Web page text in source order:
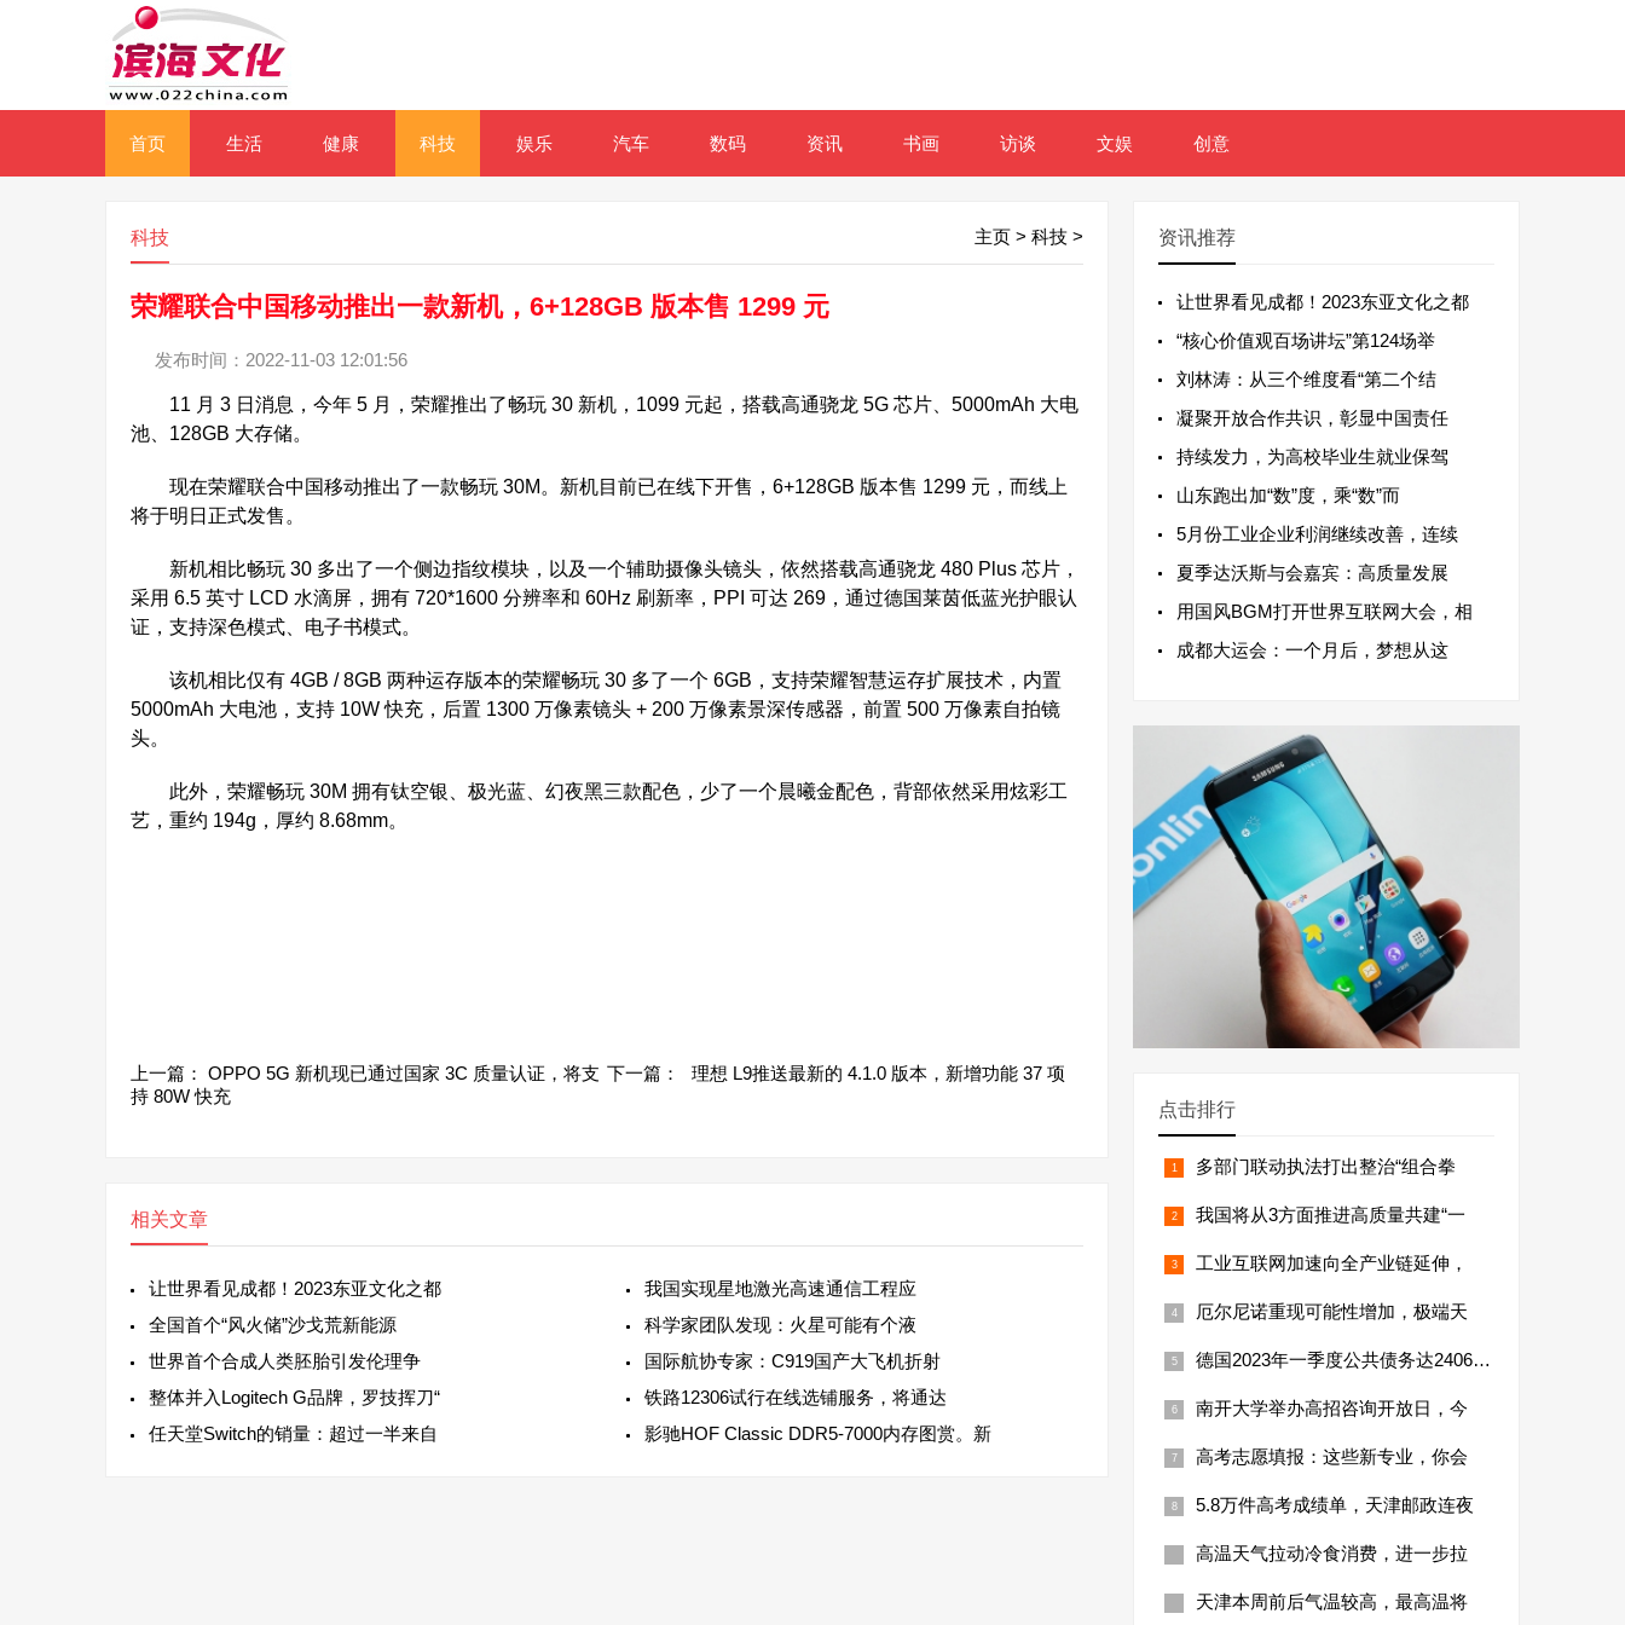
首页 生活 健康 科技 娱乐 汽车 数码 资讯 书画 访谈 文娱 创意
主页 > 科技 >
科技
荣耀联合中国移动推出一款新机，6+128GB 版本售 1299 元
发布时间：2022-11-03 12:01:56
11 月 3 日消息，今年 5 月，荣耀推出了畅玩 30 新机，1099 元起，搭载高通骁龙 5G 芯片、5000mAh 大电
池、128GB 大存储。
现在荣耀联合中国移动推出了一款畅玩 30M。新机目前已在线下开售，6+128GB 版本售 1299 元，而线上
将于明日正式发售。
新机相比畅玩 30 多出了一个侧边指纹模块，以及一个辅助摄像头镜头，依然搭载高通骁龙 480 Plus 芯片，
采用 6.5 英寸 LCD 水滴屏，拥有 720*1600 分辨率和 60Hz 刷新率，PPI 可达 269，通过德国莱茵低蓝光护眼认
证，支持深色模式、电子书模式。
该机相比仅有 4GB / 8GB 两种运存版本的荣耀畅玩 30 多了一个 6GB，支持荣耀智慧运存扩展技术，内置
5000mAh 大电池，支持 10W 快充，后置 1300 万像素镜头 + 200 万像素景深传感器，前置 500 万像素自拍镜
头。
此外，荣耀畅玩 30M 拥有钛空银、极光蓝、幻夜黑三款配色，少了一个晨曦金配色，背部依然采用炫彩工
艺，重约 194g，厚约 8.68mm。
上一篇： OPPO 5G 新机现已通过国家 3C 质量认证，将支
持 80W 快充
下一篇： 理想 L9推送最新的 4.1.0 版本，新增功能 37 项
相关文章
让世界看见成都！2023东亚文化之都
我国实现星地激光高速通信工程应
全国首个“风火储”沙戈荒新能源
科学家团队发现：火星可能有个液
世界首个合成人类胚胎引发伦理争
国际航协专家：C919国产大飞机折射
整体并入Logitech G品牌，罗技挥刀“
铁路12306试行在线选铺服务，将通达
任天堂Switch的销量：超过一半来自
影驰HOF Classic DDR5-7000内存图赏。新
资讯推荐
让世界看见成都！2023东亚文化之都
“核心价值观百场讲坛”第124场举
刘林涛：从三个维度看“第二个结
凝聚开放合作共识，彰显中国责任
持续发力，为高校毕业生就业保驾
山东跑出加“数”度，乘“数”而
5月份工业企业利润继续改善，连续
夏季达沃斯与会嘉宾：高质量发展
用国风BGM打开世界互联网大会，相
成都大运会：一个月后，梦想从这
点击排行
多部门联动执法打出整治“组合拳
我国将从3方面推进高质量共建“一
工业互联网加速向全产业链延伸，
厄尔尼诺重现可能性增加，极端天
德国2023年一季度公共债务达24066亿
南开大学举办高招咨询开放日，今
高考志愿填报：这些新专业，你会
5.8万件高考成绩单，天津邮政连夜
高温天气拉动冷食消费，进一步拉
天津本周前后气温较高，最高温将